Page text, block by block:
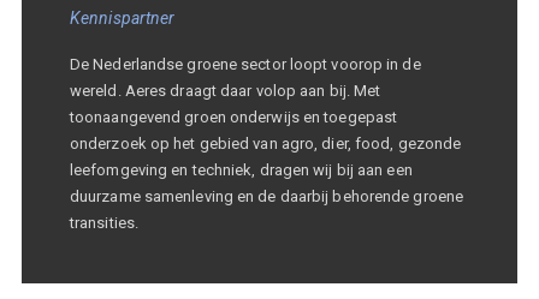
Kennispartner
De Nederlandse groene sector loopt voorop in de
wereld. Aeres draagt daar volop aan bij. Met
toonaangevend groen onderwijs en toegepast
onderzoek op het gebied van agro, dier, food, gezonde
leefomgeving en techniek, dragen wij bij aan een
duurzame samenleving en de daarbij behorende groene
transities.